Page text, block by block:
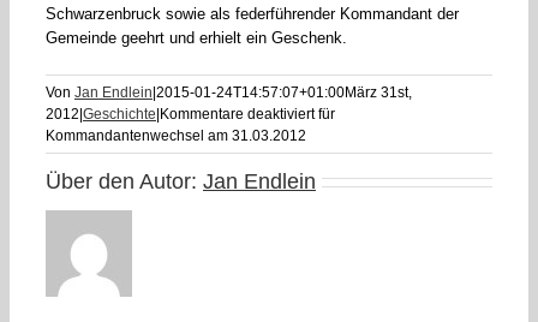
Schwarzenbruck sowie als federführender Kommandant der
Gemeinde geehrt und erhielt ein Geschenk.
Von Jan Endlein|2015-01-24T14:57:07+01:00März 31st,
2012|Geschichte|Kommentare deaktiviertfür
Kommandantenwechsel am 31.03.2012
Über den Autor: Jan Endlein